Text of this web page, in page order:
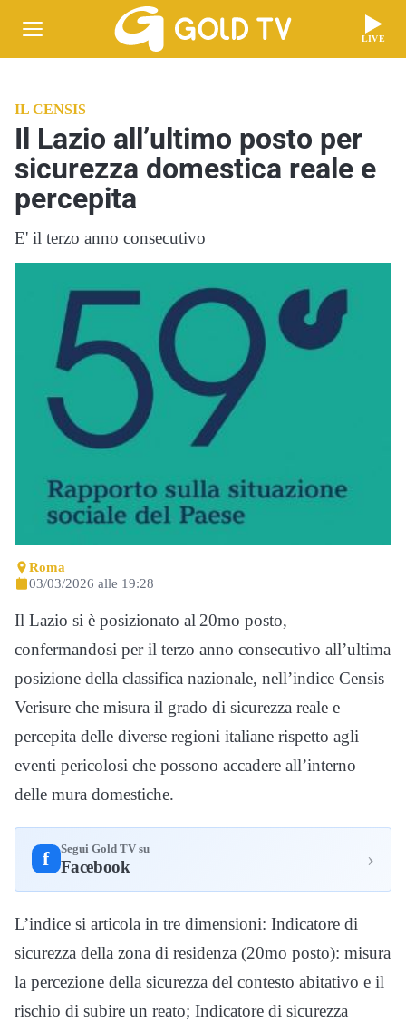
LIVE
IL CENSIS
Il Lazio all’ultimo posto per
sicurezza domestica reale e
percepita
E' il terzo anno consecutivo
Roma
03/03/2026 alle 19:28
Il Lazio si è posizionato al 20mo posto,
confermandosi per il terzo anno consecutivo all’ultima
posizione della classifica nazionale, nell’indice Censis
Verisure che misura il grado di sicurezza reale e
percepita delle diverse regioni italiane rispetto agli
eventi pericolosi che possono accadere all’interno
delle mura domestiche.
f Segui Gold TV su
Facebook ›
L’indice si articola in tre dimensioni: Indicatore di
sicurezza della zona di residenza (20mo posto): misura
la percezione della sicurezza del contesto abitativo e il
rischio di subire un reato; Indicatore di sicurezza